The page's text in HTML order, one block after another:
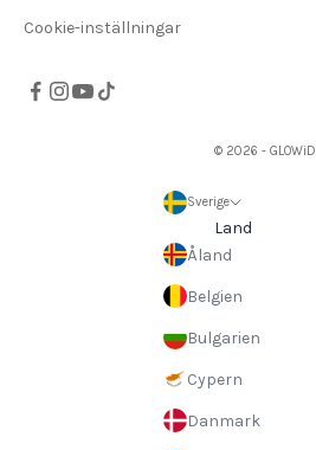
Cookie-inställningar
© 2026 - GLOWiD
Sverige
Land
Åland
Belgien
Bulgarien
Cypern
Danmark